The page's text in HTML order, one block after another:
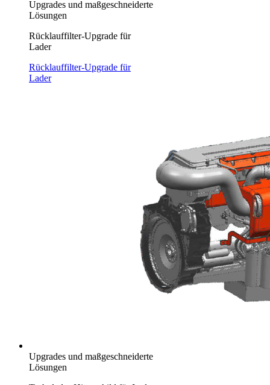
Upgrades und maßgeschneiderte
Lösungen
Rücklauffilter-Upgrade für
Lader
Rücklauffilter-Upgrade für
Lader
Upgrades und maßgeschneiderte
Lösungen